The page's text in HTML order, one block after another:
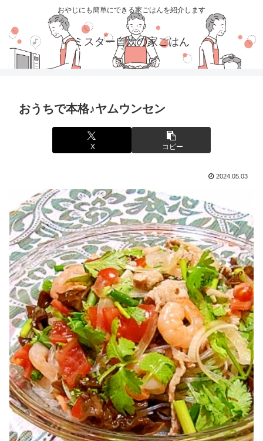
おやじにも簡単にできる家ごはんを紹介します
ミスター自炊の家ごはん
おうちで本格♪ヤムウンセン
X コピー
2024.05.03